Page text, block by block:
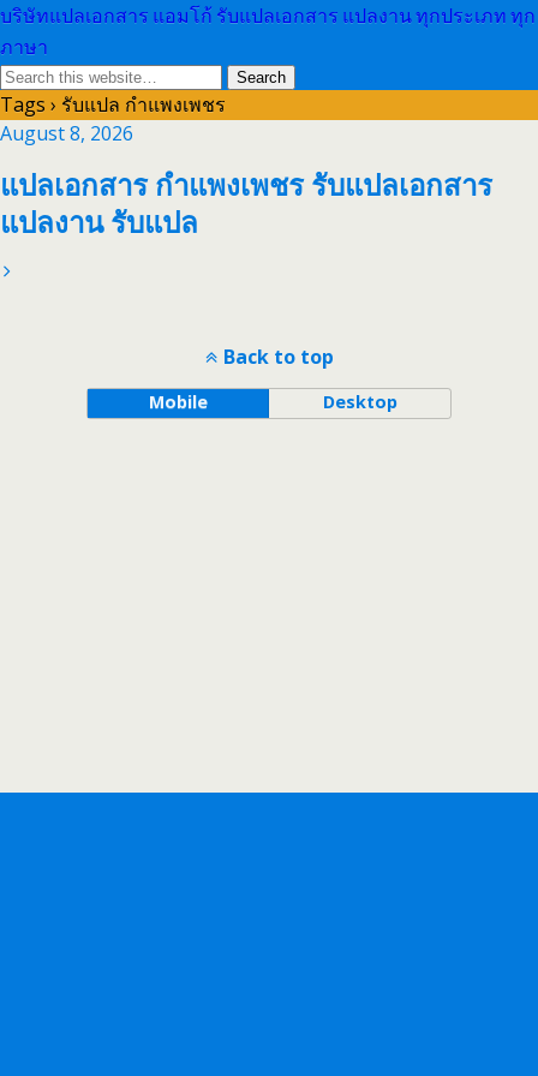
บริษัทแปลเอกสาร แอมโก้ รับแปลเอกสาร แปลงาน ทุกประเภท ทุก
ภาษา
Tags › รับแปล กำแพงเพชร
August 8, 2026
แปลเอกสาร กำแพงเพชร รับแปลเอกสาร
แปลงาน รับแปล
Back to top
Mobile Desktop